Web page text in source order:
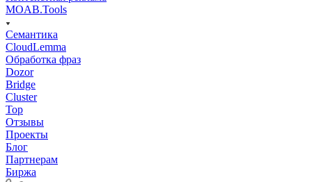
MOAB.Tools
Семантика
CloudLemma
Обработка фраз
Dozor
Bridge
Cluster
Top
Отзывы
Проекты
Блог
Партнерам
Биржа